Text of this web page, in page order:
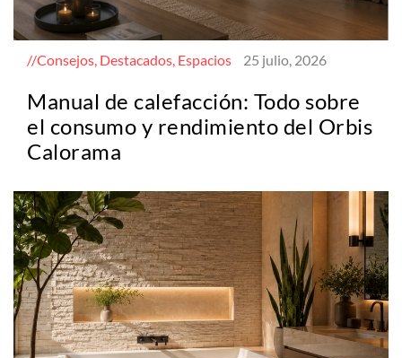
Consejos, Destacados, Espacios 25 julio, 2026
Manual de calefacción: Todo sobre
el consumo y rendimiento del Orbis
Calorama